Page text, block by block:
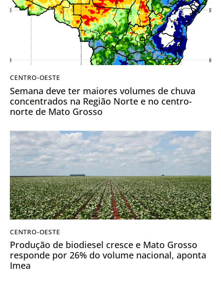
CENTRO-OESTE
Semana deve ter maiores volumes de chuva
concentrados na Região Norte e no centro-
norte de Mato Grosso
CENTRO-OESTE
Produção de biodiesel cresce e Mato Grosso
responde por 26% do volume nacional, aponta
Imea